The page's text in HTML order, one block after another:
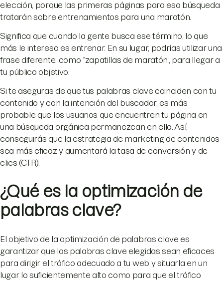
elección, porque las primeras páginas para esa búsqueda
tratarán sobre entrenamientos para una maratón.
Significa que cuando la gente busca ese término, lo que
más le interesa es entrenar. En su lugar, podrías utilizar una
frase diferente, como “zapatillas de maratón”, para llegar a
tu público objetivo.
Si te aseguras de que tus palabras clave coinciden con tu
contenido y con la intención del buscador, es más
probable que los usuarios que encuentren tu página en
una búsqueda orgánica permanezcan en ella. Así,
conseguirás que la estrategia de marketing de contenidos
sea más eficaz y aumentará la tasa de conversión y de
clics (CTR).
¿Qué es la optimización de
palabras clave?
El objetivo de la optimización de palabras clave es
garantizar que las palabras clave elegidas sean eficaces
para dirigir el tráfico adecuado a tu web y situarla en un
lugar lo suficientemente alto como para que el tráfico